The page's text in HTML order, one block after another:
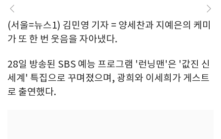
(서울=뉴스1) 김민영 기자 = 양세찬과 지예은의 케미
가 또 한 번 웃음을 자아냈다.
28일 방송된 SBS 예능 프로그램 '런닝맨'은 '값진 신
세계' 특집으로 꾸며졌으며, 광희와 이세희가 게스트
로 출연했다.